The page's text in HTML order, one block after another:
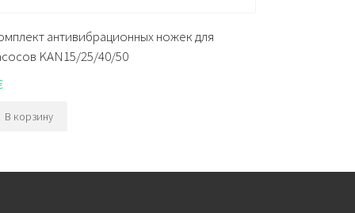
антивибрационных ножек для
KAN15/25/40/50
В корзину